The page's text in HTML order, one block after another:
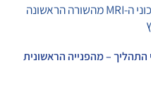
אם אר איי דחוף בבתי החולים ומכוני ה-MRI מהשורה הראשונה
התהליך – מהפנייה הראשונית